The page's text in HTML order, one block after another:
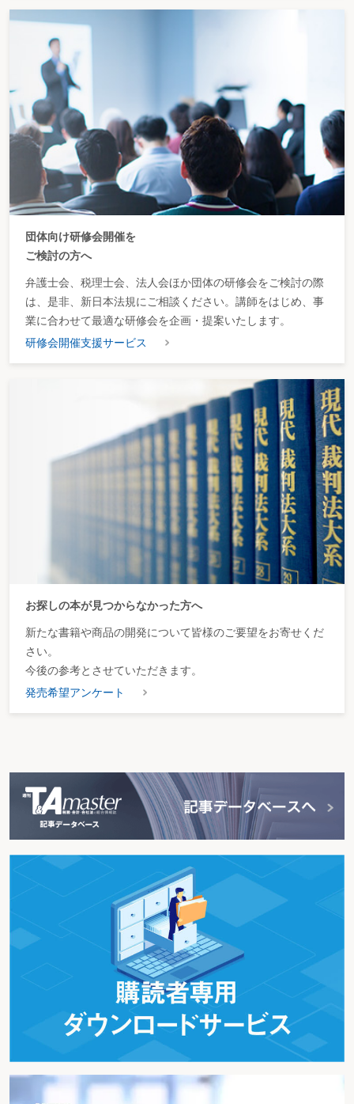
団体向け研修会開催を
ご検討の方へ
弁護士会、税理士会、法人会ほか団体の研修会をご検討の際
は、是非、新日本法規にご相談ください。講師をはじめ、事
業に合わせて最適な研修会を企画・提案いたします。
研修会開催支援サービス
お探しの本が見つからなかった方へ
新たな書籍や商品の開発について皆様のご要望をお寄せくだ
さい。
今後の参考とさせていただきます。
発売希望アンケート